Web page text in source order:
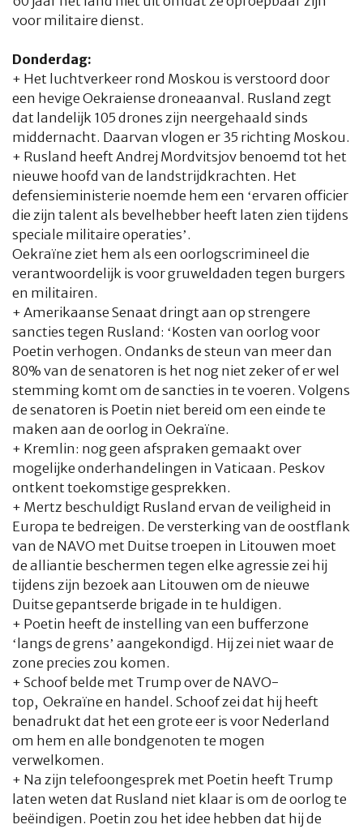
HOME COLUMNS WHAT'S NEW(S) ECONOMIE
CULTUUR RADIO ABONNEMENT DONEREN MAGAZINE
AUTEURS ADVERTEREN ZOEKEN
voor militaire dienst.
Donderdag:
+ Het luchtverkeer rond Moskou is verstoord door
een hevige Oekraiense droneaanval. Rusland zegt
dat landelijk 105 drones zijn neergehaald sinds
middernacht. Daarvan vlogen er 35 richting Moskou.
+ Rusland heeft Andrej Mordvitsjov benoemd tot het
nieuwe hoofd van de landstrijdkrachten. Het
defensieministerie noemde hem een ‘ervaren officier
die zijn talent als bevelhebber heeft laten zien tijdens
speciale militaire operaties’.
Oekraïne ziet hem als een oorlogscrimineel die
verantwoordelijk is voor gruweldaden tegen burgers
en militairen.
+ Amerikaanse Senaat dringt aan op strengere
sancties tegen Rusland: ‘Kosten van oorlog voor
Poetin verhogen. Ondanks de steun van meer dan
80% van de senatoren is het nog niet zeker of er wel
stemming komt om de sancties in te voeren. Volgens
de senatoren is Poetin niet bereid om een einde te
maken aan de oorlog in Oekraïne.
+ Kremlin: nog geen afspraken gemaakt over
mogelijke onderhandelingen in Vaticaan. Peskov
ontkent toekomstige gesprekken.
+ Mertz beschuldigt Rusland ervan de veiligheid in
Europa te bedreigen. De versterking van de oostflank
van de NAVO met Duitse troepen in Litouwen moet
de alliantie beschermen tegen elke agressie zei hij
tijdens zijn bezoek aan Litouwen om de nieuwe
Duitse gepantserde brigade in te huldigen.
+ Poetin heeft de instelling van een bufferzone
‘langs de grens’ aangekondigd. Hij zei niet waar de
zone precies zou komen.
+ Schoof belde met Trump over de NAVO-
top, Oekraïne en handel. Schoof zei dat hij heeft
benadrukt dat het een grote eer is voor Nederland
om hem en alle bondgenoten te mogen
verwelkomen.
+ Na zijn telefoongesprek met Poetin heeft Trump
laten weten dat Rusland niet klaar is om de oorlog te
beëindigen. Poetin zou het idee hebben dat hij de